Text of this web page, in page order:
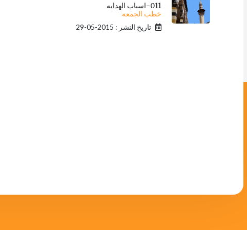
011-اسباب الهدايه
خطب الجمعة
تاريخ النشر : 2015-05-29